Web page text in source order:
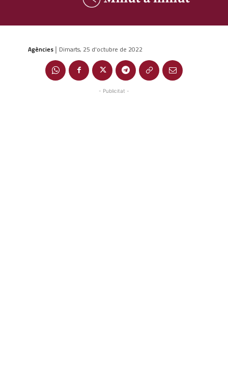
Agències | Dimarts, 25 d'octubre de 2022
- Publicitat -